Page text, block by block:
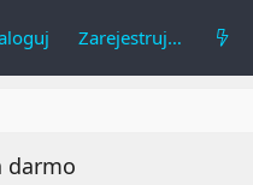
Zarejestruj się
darmo